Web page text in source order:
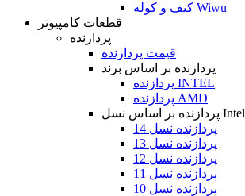
کیف و کوله Wiwu
قطعات کامپیوتر
پردازنده
قیمت پردازنده
پردازنده بر اساس برند
پردازنده INTEL
پردازنده AMD
پردازنده بر اساس نسل Intel
پردازنده نسل 14
پردازنده نسل 13
پردازنده نسل 12
پردازنده نسل 11
پردازنده نسل 10